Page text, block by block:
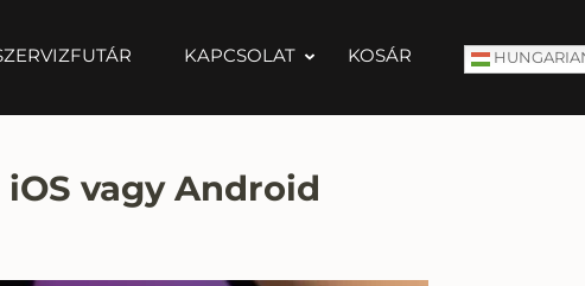
KAPCSOLAT KOSÁR
vagy Android